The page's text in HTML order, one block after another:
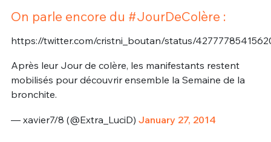
On parle encore du #JourDeColère :
https://twitter.com/cristni_boutan/status/
Après leur Jour de colère, les manifestants restent
mobilisés pour découvrir ensemble la Semaine de la
bronchite.
— xavier7/8 (@Extra_LuciD) January 27, 2014